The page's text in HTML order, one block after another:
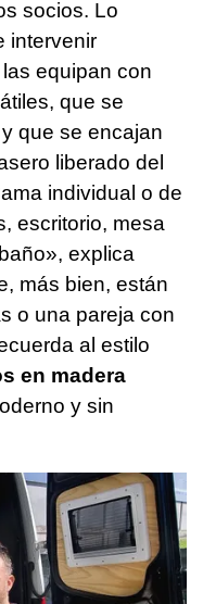
socios. Lo
intervenir
equipan con
que se
que se encajan
liberado del
individual o de
escritorio, mesa
explica
más bien, están
o una pareja con
al estilo
en madera
y sin